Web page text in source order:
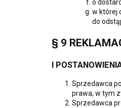
o
w której
do
§ 9
I
Sprzedawca
prawa, w tym
Sprzedawca